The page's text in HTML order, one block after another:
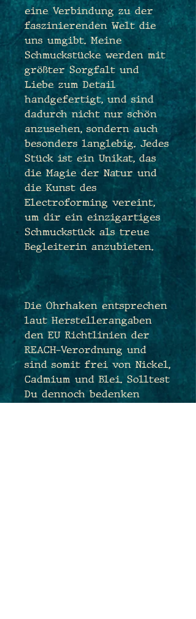
eine Verbindung zu der
faszinierenden Welt die
uns umgibt. Meine
Schmuckstücke werden mit
größter Sorgfalt und
Liebe zum Detail
handgefertigt, und sind
dadurch nicht nur schön
anzusehen, sondern auch
besonders langlebig. Jedes
Stück ist ein Unikat, das
die Magie der Natur und
die Kunst des
Electroforming vereint,
um dir ein einzigartiges
Schmuckstück als treue
Begleiterin anzubieten.
Die Ohrhaken entsprechen
laut Herstellerangaben
den EU Richtlinien der
REACH-Verordnung und
sind somit frei von Nickel,
Cadmium und Blei. Solltest
Du dennoch bedenken